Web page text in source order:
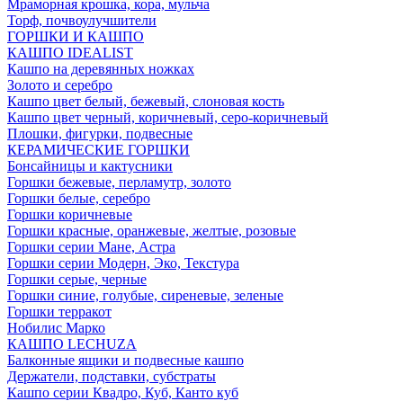
Мраморная крошка, кора, мульча
Торф, почвоулучшители
ГОРШКИ И КАШПО
КАШПО IDEALIST
Кашпо на деревянных ножках
Золото и серебро
Кашпо цвет белый, бежевый, слоновая кость
Кашпо цвет черный, коричневый, серо-коричневый
Плошки, фигурки, подвесные
КЕРАМИЧЕСКИЕ ГОРШКИ
Бонсайницы и кактусники
Горшки бежевые, перламутр, золото
Горшки белые, серебро
Горшки коричневые
Горшки красные, оранжевые, желтые, розовые
Горшки серии Мане, Астра
Горшки серии Модерн, Эко, Текстура
Горшки серые, черные
Горшки синие, голубые, сиреневые, зеленые
Горшки терракот
Нобилис Марко
КАШПО LECHUZA
Балконные ящики и подвесные кашпо
Держатели, подставки, субстраты
Кашпо серии Квадро, Куб, Канто куб